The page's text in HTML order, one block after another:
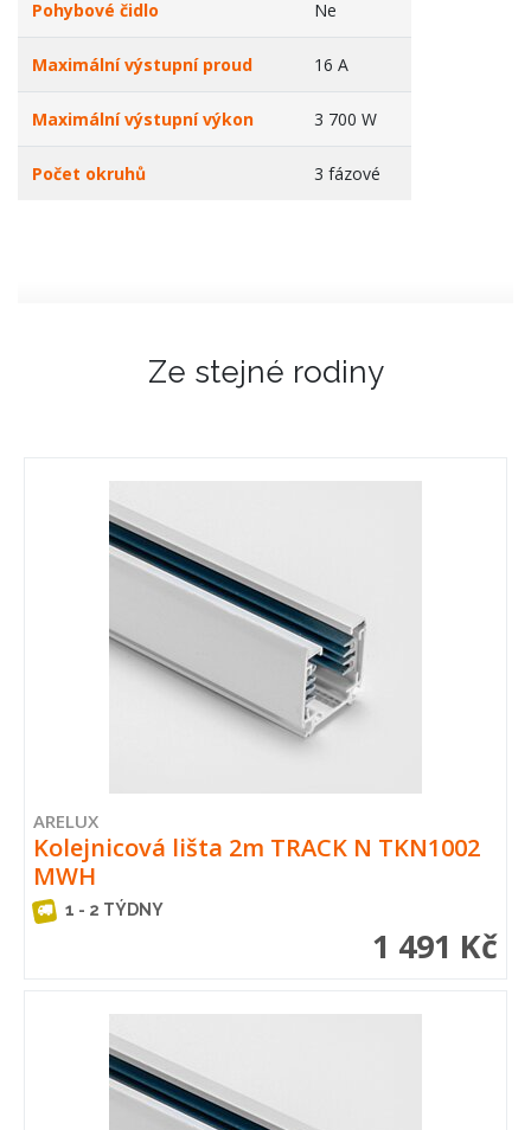
Pohybové čidlo Ne
Maximální výstupní proud 16 A
Maximální výstupní výkon 3 700 W
Počet okruhů 3 fázové
Ze stejné rodiny
ARELUX
Kolejnicová lišta 2m TRACK N TKN1002
MWH
1 - 2 TÝDNY
1 491 Kč